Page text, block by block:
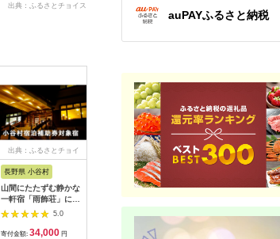
出典：ふるさとチョイス
出典：ふるさとチョイ
ス
長野県 小谷村
山間にたたずむ静かな
一軒宿「雨飾荘」に泊
まる！小谷村宿泊券
5.0
寄付金額: 34,000 円
出典：ふるさとチョイ
ス
大阪府 泉佐野市
ホテル日航関西空港
利用券（3,000円分）
後泊 ファミリー 空港
ターミナルビル 徒歩
10,000
出典：ふるさとチ
【レフ熊本 by ベ
ルホテルズ】ご宿
利用券 ペア宿泊券
寄付金額:
auPAYふるさと納税